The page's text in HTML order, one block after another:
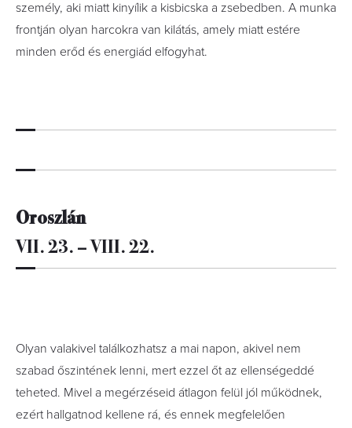
személy, aki miatt kinyílik a kisbicska a zsebedben. A munka
frontján olyan harcokra van kilátás, amely miatt estére
minden erőd és energiád elfogyhat.
Oroszlán
VII. 23. – VIII. 22.
Olyan valakivel találkozhatsz a mai napon, akivel nem
szabad őszintének lenni, mert ezzel őt az ellenségeddé
teheted. Mivel a megérzéseid átlagon felül jól működnek,
ezért hallgatnod kellene rá, és ennek megfelelően